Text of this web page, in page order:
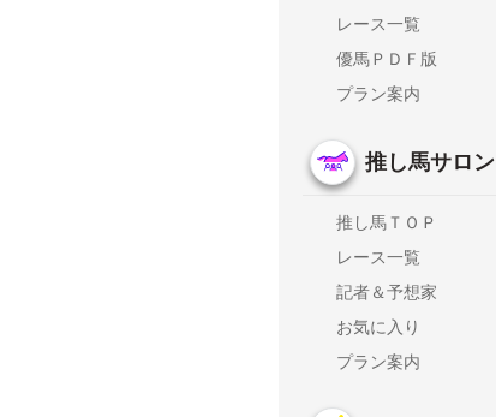
レース一覧
優馬ＰＤＦ版
プラン案内
推し馬サロン
推し馬ＴＯＰ
レース一覧
記者＆予想家
お気に入り
プラン案内